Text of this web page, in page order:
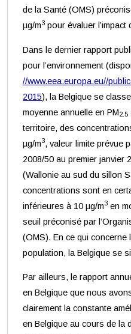
de la Santé (OMS)
µg/m3 pour évaluer l’impact
Dans le dernier rapport
pour l’environnement
//www.eea.europa.eu//
2015), la Belgique se
moyenne annuelle en PM2.5
territoire, des
µg/m3, valeur limite prévue
2008/50 au premier janvier
(Wallonie au sud du sillon
concentrations sont en
inférieures à 10 µg/m3 en
seuil préconisé par
(OMS). En ce qui concerne
population, la Belgique se
Par ailleurs, le rapport
en Belgique que nous
clairement la constante
en Belgique au cours de la